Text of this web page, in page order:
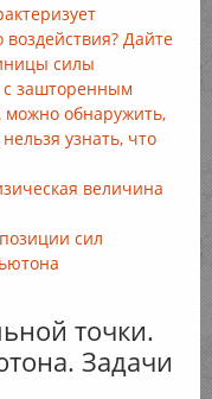
Дайте
силы
с зашторенным
можно обнаружить,
узнать, что
величина
сил
точки.
Задачи